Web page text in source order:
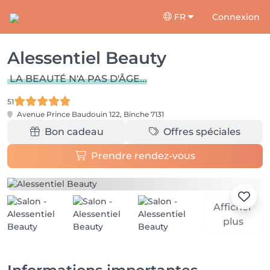
FR Connexion
Alessentiel Beauty
LA BEAUTÉ N'A PAS D'ÂGE...
51
Avenue Prince Baudouin 122, Binche 7131
Bon cadeau Offres spéciales
Prendre rendez-vous
Afficher
plus